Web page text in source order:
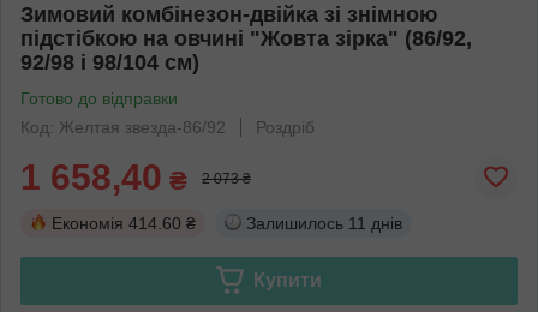
Зимовий комбінезон-двійка зі знімною
підстібкою на овчині "Жовта зірка" (86/92,
92/98 і 98/104 см)
Готово до відправки
Код: Желтая звезда-86/92
Роздріб
1 658,40 ₴ 2 073 ₴
Економія 414.60 ₴ Залишилось 11 днів
Купити